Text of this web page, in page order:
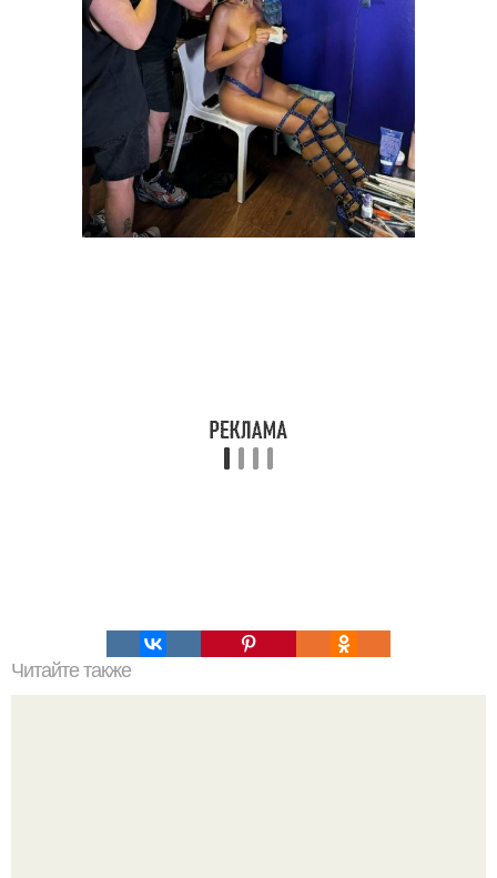
Читайте также